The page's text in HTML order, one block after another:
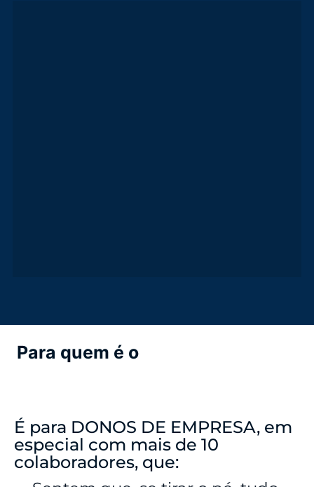
Para quem é o
É para DONOS DE EMPRESA, em
especial com mais de 10
colaboradores, que: